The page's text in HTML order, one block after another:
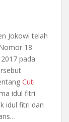
Jokowi telah
18
pada
Cuti
idul fitri
idul fitri dan